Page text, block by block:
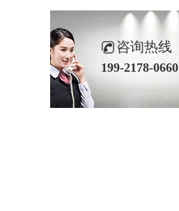
咨询热线
199-2178-0660